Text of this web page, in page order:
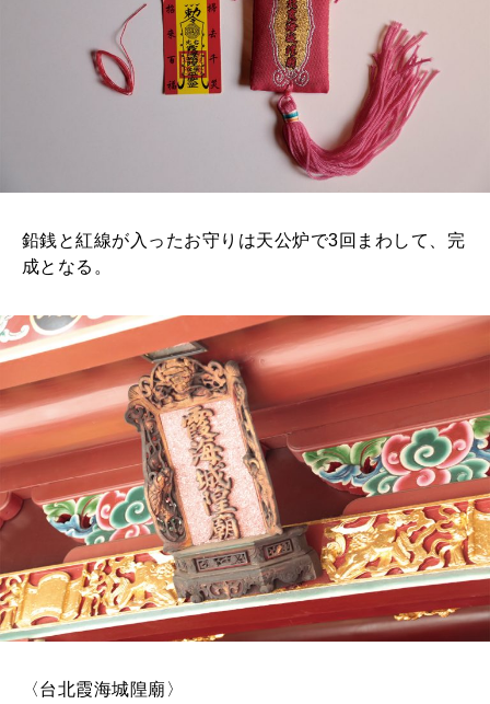
鉛銭と紅線が入ったお守りは天公炉で3回まわして、完
成となる。
〈台北霞海城隍廟〉